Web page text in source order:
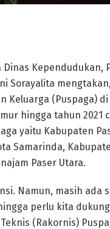
Dinas Kependudukan,
Sorayalita
Keluarga (Puspaga)
hingga tahun 2021
yaitu Kabupaten
Samarinda,
Paser Utara.
Namun, masih ada
perlu kita
(Rakornis)